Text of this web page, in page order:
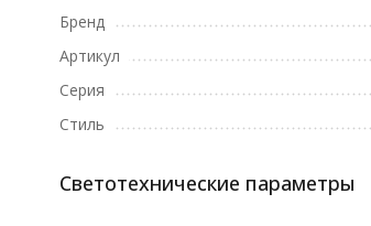
Бренд
Артикул
Серия
Стиль
Светотехнические параметры